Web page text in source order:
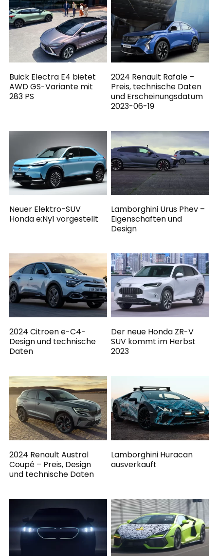
Buick Electra E4 bietet
AWD GS-Variante mit
283 PS
2024 Renault Rafale –
Preis, technische Daten
und Erscheinungsdatum
2023-06-19
Neuer Elektro-SUV
Honda e:Ny1 vorgestellt
Lamborghini Urus Phev –
Eigenschaften und
Design
2024 Citroen e-C4-
Design und technische
Daten
Der neue Honda ZR-V
SUV kommt im Herbst
2023
2024 Renault Austral
Coupé – Preis, Design
und technische Daten
Lamborghini Huracan
ausverkauft